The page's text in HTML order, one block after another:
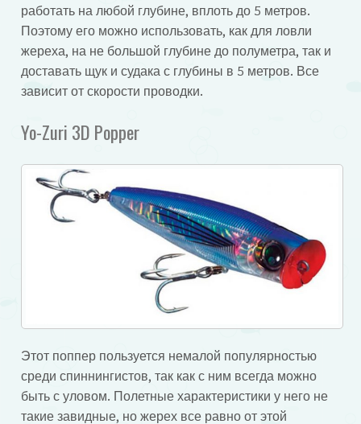
работать на любой глубине, вплоть до 5 метров.
Поэтому его можно использовать, как для ловли
жереха, на не большой глубине до полуметра, так и
доставать щук и судака с глубины в 5 метров. Все
зависит от скорости проводки.
Yo-Zuri 3D Popper
Этот поппер пользуется немалой популярностью
среди спиннингистов, так как с ним всегда можно
быть с уловом. Полетные характеристики у него не
такие завидные, но жерех все равно от этой